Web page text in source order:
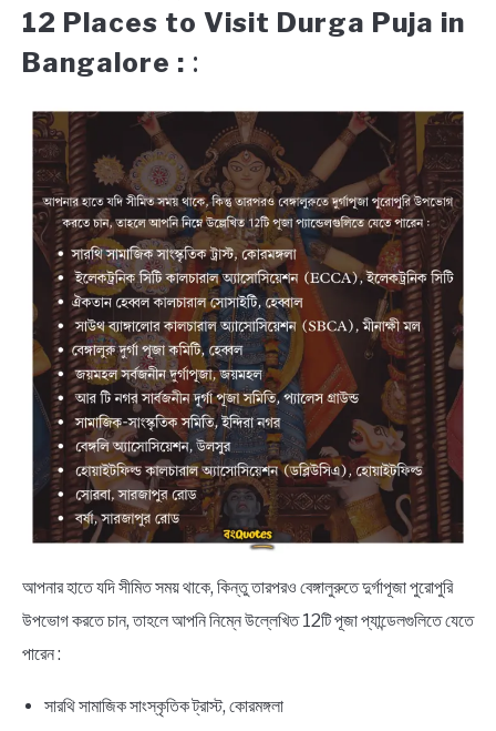
12 Places to Visit Durga Puja in
Bangalore : :
আপনার হাতে যদি সীমিত সময় থাকে, কিন্তু তারপরও বেঙ্গালুরুতে দুর্গাপূজা পুরোপুরি
উপভোগ করতে চান, তাহলে আপনি নিম্নে উল্লেখিত 12টি পূজা প্যান্ডেলগুলিতে যেতে
পারেন :
সারথি সামাজিক সাংস্কৃতিক ট্রাস্ট, কোরমঙ্গলা